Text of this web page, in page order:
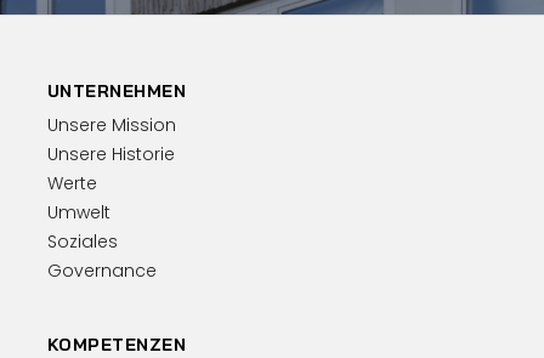
UNTERNEHMEN
Unsere Mission
Unsere Historie
Werte
Umwelt
Soziales
Governance
KOMPETENZEN